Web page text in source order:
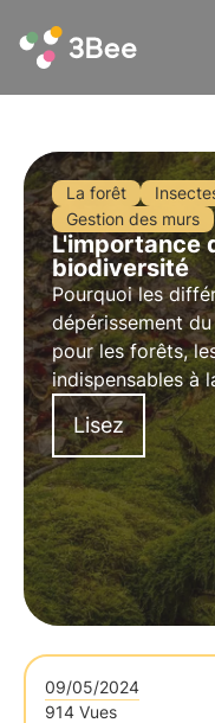
La forêt
Gestion des murs
L'importance
biodiversité
Pourquoi les
dépérissement
pour les forêts,
indispensables à
de la flore ? En
l'homme peut-il
et les jardins pour
Lisez
09/05/2024
914 Vues